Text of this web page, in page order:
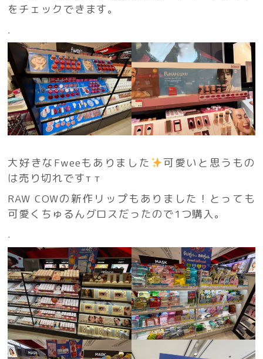
をチェックできます。
.
大好きなFweeもありました
可愛いと思うもの
は売り切れです‬т т
RAW COWの新作リップもありました！とっても
可愛くちゅるんグロスだったので1つ購入。
.